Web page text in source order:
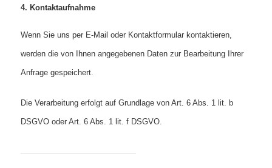
4. Kontaktaufnahme
Wenn Sie uns per E‑Mail oder Kontaktformular kontaktieren,
werden die von Ihnen angegebenen Daten zur Bearbeitung Ihrer
Anfrage gespeichert.
Die Verarbeitung erfolgt auf Grundlage von Art. 6 Abs. 1 lit. b
DSGVO oder Art. 6 Abs. 1 lit. f DSGVO.